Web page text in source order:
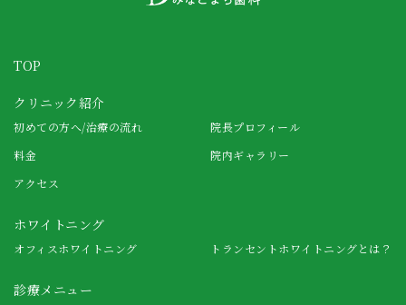
TOP
クリニック紹介
初めての方へ/治療の流れ
院長プロフィール
料金
院内ギャラリー
アクセス
ホワイトニング
オフィスホワイトニング トランセントホワイトニングとは？
診療メニュー